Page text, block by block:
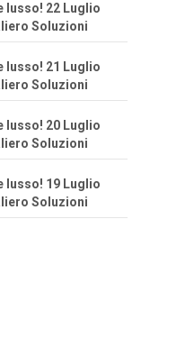
lusso! 22 Luglio
Soluzioni
lusso! 21 Luglio
Soluzioni
lusso! 20 Luglio
Soluzioni
lusso! 19 Luglio
Soluzioni